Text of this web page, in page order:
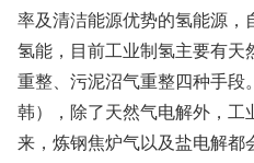
率及清洁能源优势的氢能源，
氢能，目前工业制氢主要有天
重整、污泥沼气重整四种手段
韩），除了天然气电解外，工
来，炼钢焦炉气以及盐电解都